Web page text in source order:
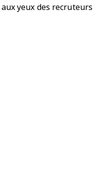
yeux des recruteurs